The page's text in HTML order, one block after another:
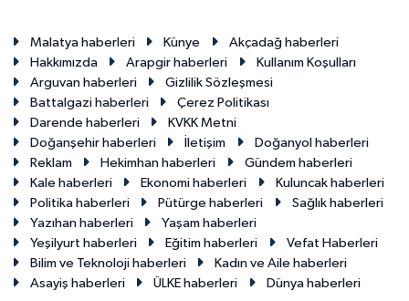
Malatya haberleri Künye
Akçadağ haberleri
Hakkımızda
Arapgir haberleri
Kullanım Koşulları
Arguvan haberleri
Gizlilik Sözleşmesi
Battalgazi haberleri
Çerez Politikası
Darende haberleri
KVKK Metni
Doğanşehir haberleri
İletişim
Doğanyol haberleri
Reklam
Hekimhan haberleri
Gündem haberleri
Kale haberleri
Ekonomi haberleri
Kuluncak haberleri
Politika haberleri
Pütürge haberleri
Sağlık haberleri
Yazıhan haberleri
Yaşam haberleri
Yeşilyurt haberleri
Eğitim haberleri
Vefat Haberleri
Bilim ve Teknoloji haberleri
Kadın ve Aile haberleri
Asayiş haberleri
ÜLKE haberleri Dünya haberleri